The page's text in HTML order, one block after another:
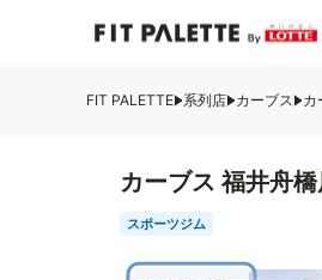
FIT PALETTE 系列店 カーブス カ
カーブス 福井舟
スポーツジム